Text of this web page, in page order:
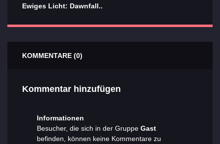
Ewiges Licht: Dawnfall..
KOMMENTARE (0)
Kommentar hinzufügen
Informationen
Besucher, die sich in der Gruppe Gast
befinden, können keine Kommentare zu